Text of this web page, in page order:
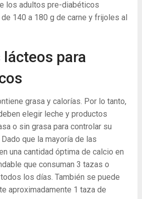
los adultos pre-diabéticos
140 a 180 g de carne y frijoles al
para
grasa y calorías. Por lo tanto,
elegir leche y productos
o sin grasa para controlar su
que la mayoría de las
una cantidad óptima de calcio en
que consuman 3 tazas o
los días. También se puede
aproximadamente 1 taza de